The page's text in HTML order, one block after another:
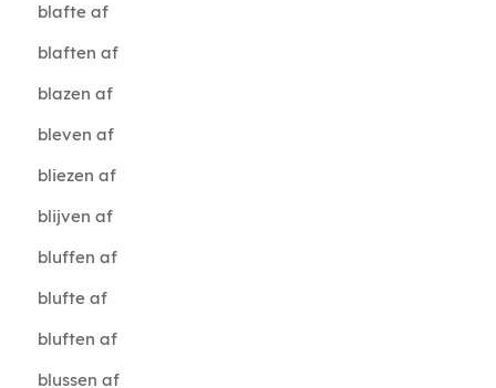
blafte af
blaften af
blazen af
bleven af
bliezen af
blijven af
bluffen af
blufte af
bluften af
blussen af